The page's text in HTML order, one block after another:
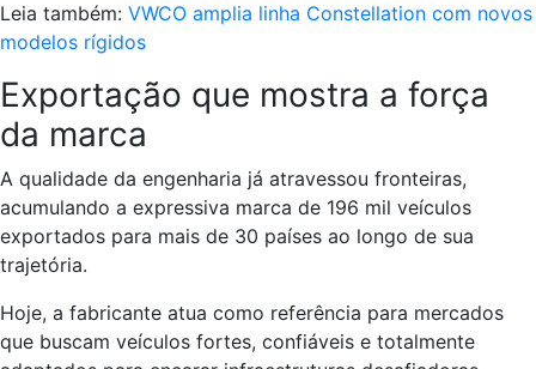
Leia também: VWCO amplia linha Constellation com novos
modelos rígidos
Exportação que mostra a força
da marca
A qualidade da engenharia já atravessou fronteiras,
acumulando a expressiva marca de 196 mil veículos
exportados para mais de 30 países ao longo de sua
trajetória.
Hoje, a fabricante atua como referência para mercados
que buscam veículos fortes, confiáveis e totalmente